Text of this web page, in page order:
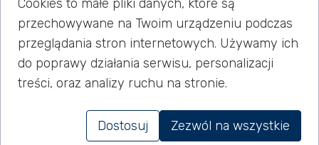
10 listopada 2022
Już 17 listopada 2022 zapraszamy do Muzeum
Witrażu, w którym można obserwować mistrzów przy
pracy i poznać proces tworzenia monumentalnych
Cookies to małe pliki danych, które są
przechowywane na Twoim urządzeniu podczas
przeglądania stron internetowych. Używamy ich
do poprawy działania serwisu, personalizacji
treści, oraz analizy ruchu na stronie.
Dostosuj Zezwól na wszystkie